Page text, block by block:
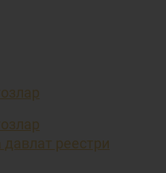
реестри